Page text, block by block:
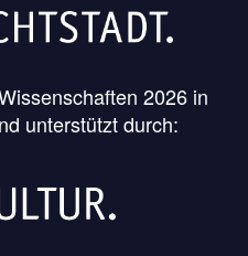
2026 in
unterstützt durch: